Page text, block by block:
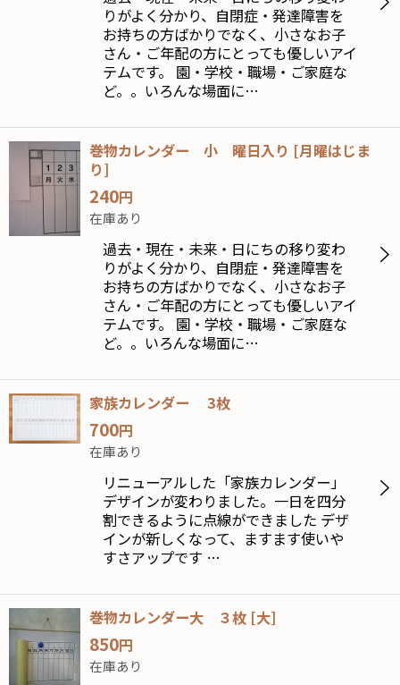
りがよく分かり、自閉症・発達障害を
お持ちの方ばかりでなく、小さなお子
さん・ご年配の方にとっても優しいアイ
テムです。 園・学校・職場・ご家庭な
ど。。いろんな場面に…
巻物カレンダー 小 曜日入り [月曜はじま
り]
240円
在庫あり
過去・現在・未来・日にちの移り変わ
りがよく分かり、自閉症・発達障害を
お持ちの方ばかりでなく、小さなお子
さん・ご年配の方にとっても優しいアイ
テムです。 園・学校・職場・ご家庭な
ど。。いろんな場面に…
家族カレンダー 3枚
700円
在庫あり
リニューアルした「家族カレンダー」
デザインが変わりました。一日を四分
割できるように点線ができました デザ
インが新しくなって、ますます使いや
すさアップです …
巻物カレンダー大 ３枚 [大]
850円
在庫あり